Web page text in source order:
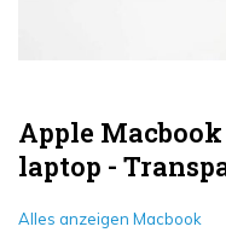
Apple Macbook
laptop -
Alles anzeigen Macbook